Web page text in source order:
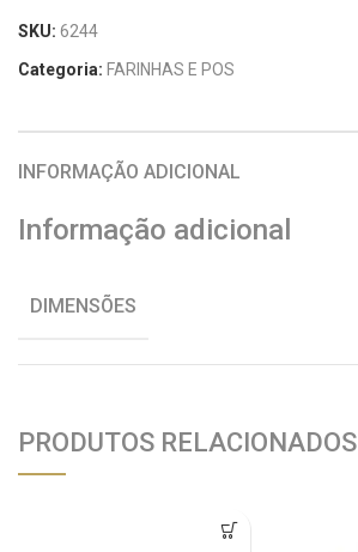
SKU: 6244
Categoria: FARINHAS E POS
INFORMAÇÃO ADICIONAL
Informação adicional
DIMENSÕES
PRODUTOS RELACIONADOS